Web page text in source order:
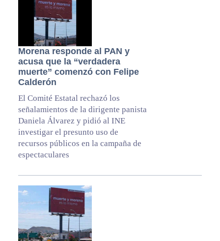
Morena responde al PAN y
acusa que la “verdadera
muerte” comenzó con Felipe
Calderón
El Comité Estatal rechazó los
señalamientos de la dirigente panista
Daniela Álvarez y pidió al INE
investigar el presunto uso de
recursos públicos en la campaña de
espectaculares